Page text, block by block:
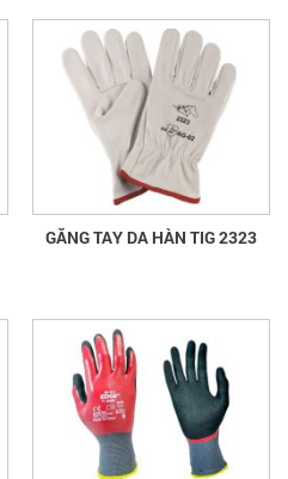
GĂNG TAY DA HÀN TIG 2323